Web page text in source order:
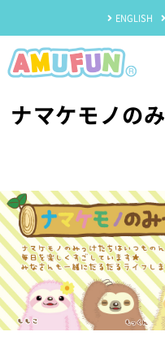
ENGLISH
ナマケモノの